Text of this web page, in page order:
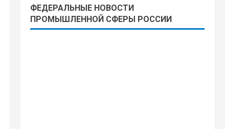
ФЕДЕРАЛЬНЫЕ НОВОСТИ
ПРОМЫШЛЕННОЙ СФЕРЫ РОССИИ